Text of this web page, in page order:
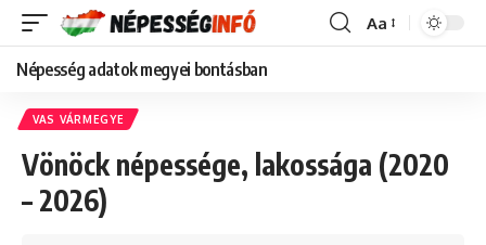
Font
Aa
Népesség adatok megyei bontásban
VAS VÁRMEGYE
Vönöck népessége, lakossága (2020
– 2026)